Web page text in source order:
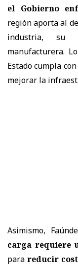
el Gobierno
región aporta al
industria, su
manufacturera.
Estado cumpla
mejorar la
Asimismo,
carga requiere
parareducir